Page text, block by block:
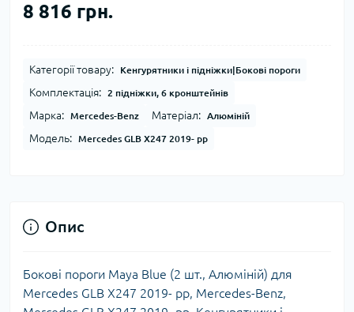
8 816 грн.
Категорії товару: Кенгурятники і підніжки|Бокові пороги
Комплектація: 2 підніжки, 6 кронштейнів
Марка: Mercedes-Benz Матеріал: Алюміній
Модель: Mercedes GLB X247 2019- рр
Опис
Бокові пороги Maya Blue (2 шт., Алюміній) для
Mercedes GLB X247 2019- рр, Mercedes-Benz,